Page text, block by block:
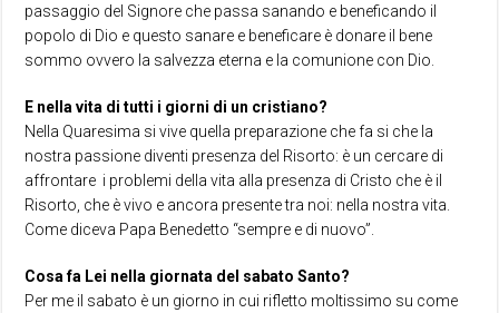
passaggio del Signore che passa sanando e beneficando il
popolo di Dio e questo sanare e beneficare è donare il bene
sommo ovvero la salvezza eterna e la comunione con Dio.
E nella vita di tutti i giorni di un cristiano?
Nella Quaresima si vive quella preparazione che fa si che la
nostra passione diventi presenza del Risorto: è un cercare di
affrontare i problemi della vita alla presenza di Cristo che è il
Risorto, che è vivo e ancora presente tra noi: nella nostra vita.
Come diceva Papa Benedetto “sempre e di nuovo”.
Cosa fa Lei nella giornata del sabato Santo?
Per me il sabato è un giorno in cui rifletto moltissimo su come